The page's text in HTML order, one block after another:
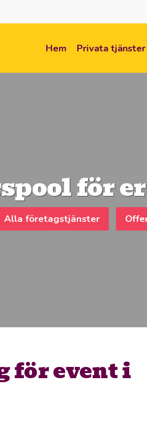
Hem Privata tjänster
för
Alla företagstjänster
för event i